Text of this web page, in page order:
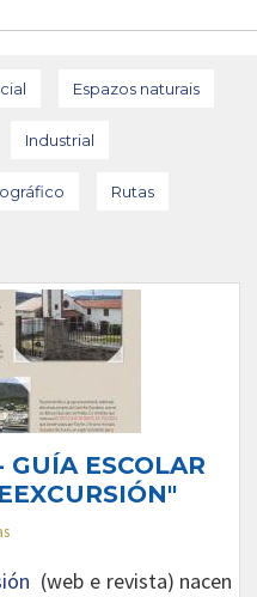
Espazos naturais
Industrial
Rutas
ESCOLAR
(web e revista) nacen